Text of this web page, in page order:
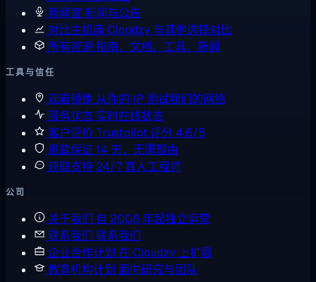
新闻室 新闻与公告
对比主机商 Cloudzy 与其他选择对比
所有资源指南、文档、工具、新闻
工具与信任
观看镜像 从你的 IP 测试我们的网络
服务状态 实时在线状态
客户评价 Trustpilot 评分 4.6/5
退款保证 14 天，无需理由
获取支持 24/7 真人工程师
公司
关于我们 自 2008 年起独立运营
联系我们 联系我们
企业合作计划 在 Cloudzy 上扩展
教育机构计划 面向研究与团队